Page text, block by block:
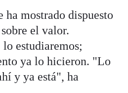
ha mostrado dispuesto
el valor.
estudiaremos;
ya lo hicieron. "Lo
y ya está", ha